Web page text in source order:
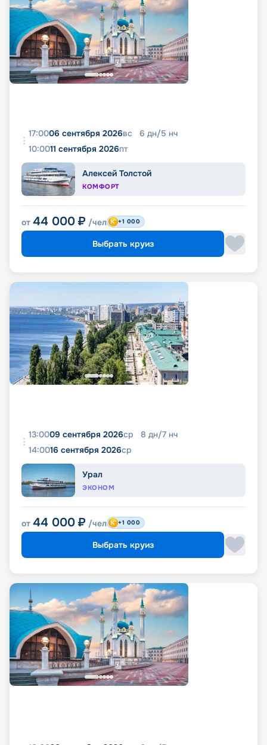
17:0006 сентября 2026вс 6 дн/5 нч
10:0011 сентября 2026пт
Алексей Толстой
КОМФОРТ
от 44 000 ₽ /чел +1 000
Выбрать круиз
13:0009 сентября 2026ср 8 дн/7 нч
14:0016 сентября 2026ср
Урал
ЭКОНОМ
от 44 000 ₽ /чел +1 000
Выбрать круиз